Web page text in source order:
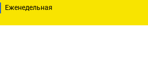
Еженедельная